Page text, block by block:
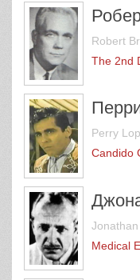
Robert
The 2nd
Perry
Candido
Medical